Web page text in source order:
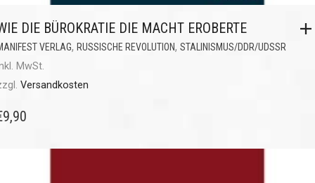
DIE BÜROKRATIE DIE MACHT EROBERTE
VERLAG, RUSSISCHE REVOLUTION, STALINISMUS/DDR/UDSSR
MwSt.
Versandkosten
9,90